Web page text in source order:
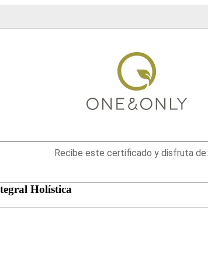
Recibe este certificado y disfruta de:
Holística